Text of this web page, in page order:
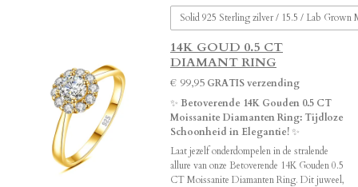
14K GOUD 0.5 CT
DIAMANT RING
€ 99,95 GRATIS verzending
✨ Betoverende 14K Gouden 0.5 CT
Moissanite Diamanten Ring: Tijdloze
Schoonheid in Elegantie!✨
Laat jezelf onderdompelen in de stralende
allure van onze Betoverende 14K Gouden 0.5
CT Moissanite Diamanten Ring. Dit juweel,